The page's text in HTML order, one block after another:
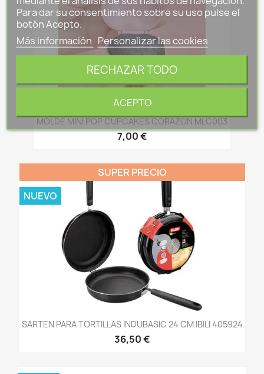
MOLDE MINI POP CUPCAKES CORAZON MLC003
7,00 €
SARTEN PARA TORTILLAS INDUBASIC 24 CM IBILI 405924
36,50 €
SUPER PRECIO
NUEVO
Para dar su consentimiento sobre su uso pulse el
botón Acepto.
Más información Personalizar las cookies
RECHAZAR TODO
ACEPTO